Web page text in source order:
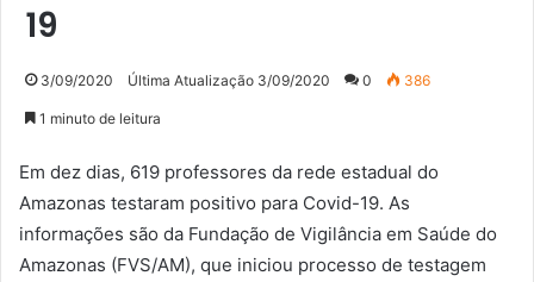
19
3/09/2020 Última Atualização 3/09/2020 0 386
1 minuto de leitura
Em dez dias, 619 professores da rede estadual do
Amazonas testaram positivo para Covid-19. As
informações são da Fundação de Vigilância em Saúde do
Amazonas (FVS/AM), que iniciou processo de testagem